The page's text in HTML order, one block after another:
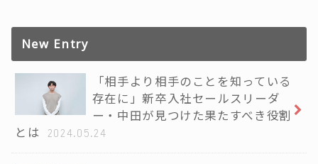
New Entry
「相手より相手のことを知っている
存在に」新卒入社セールスリーダ
ー・中田が見つけた果たすべき役割
とは
2024.05.24